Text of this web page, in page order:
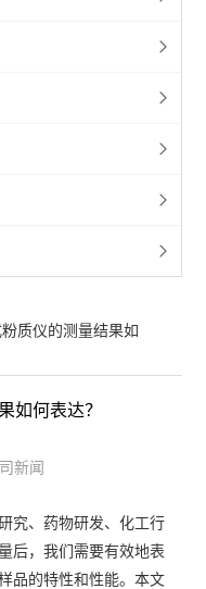
质仪的测量结果如
如何表达？
新闻
究、药物研发、化工行
后，我们需要有效地表
品的特性和性能。本文